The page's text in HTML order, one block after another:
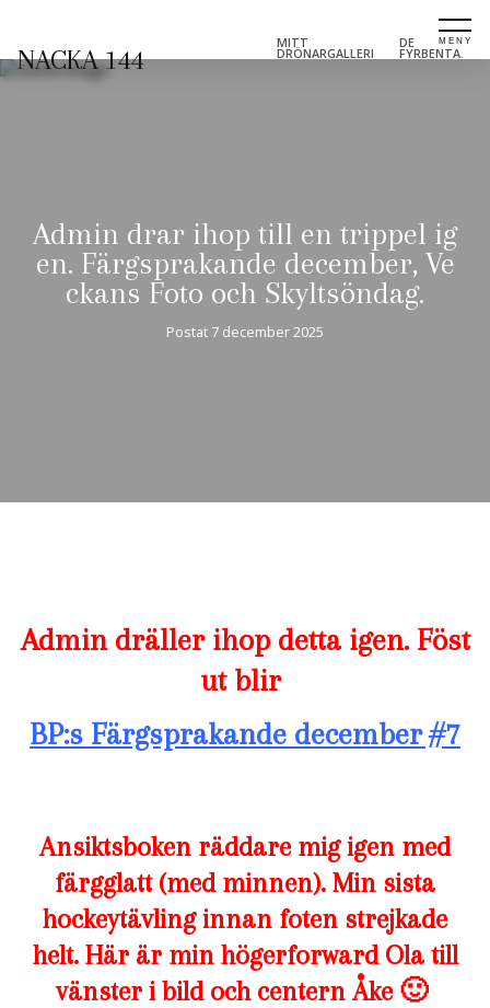
NACKA 144
MITT
DRÖNARGALLERI
DE
FYRBENTA.
Admin drar ihop till en trippel ig
en. Färgsprakande december, Ve
ckans Foto och Skyltsöndag.
Postat 7 december 2025
Admin dräller ihop detta igen. Föst
ut blir
BP:s Färgsprakande december #7
Ansiktsboken räddare mig igen med
färgglatt (med minnen). Min sista
hockeytävling innan foten strejkade
helt. Här är min högerforward Ola till
vänster i bild och centern Åke 🙂